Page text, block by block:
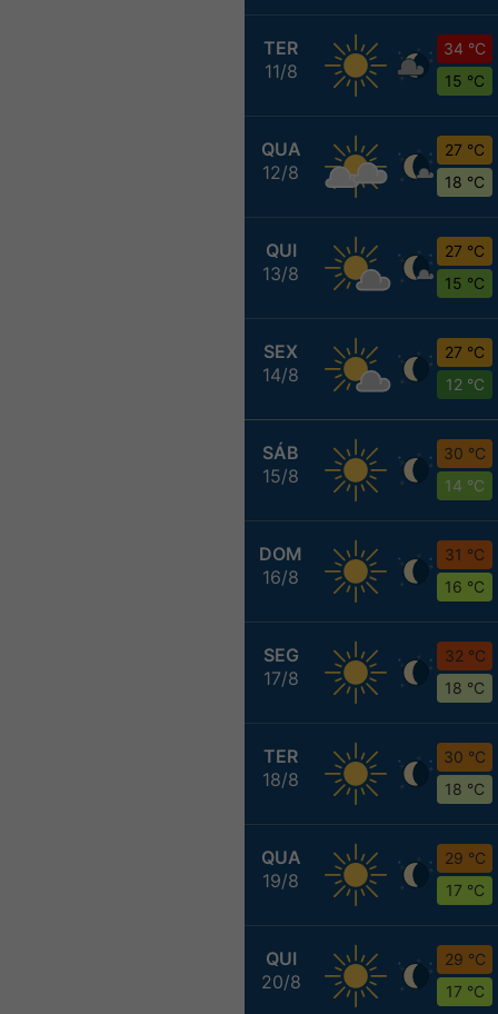
TER
11/8
34 °C
15 °C
QUA
12/8
27 °C
18 °C
QUI
13/8
27 °C
15 °C
SEX
14/8
27 °C
12 °C
SÁB
15/8
30 °C
14 °C
DOM
16/8
31 °C
16 °C
SEG
17/8
32 °C
18 °C
TER
18/8
30 °C
18 °C
QUA
19/8
29 °C
17 °C
QUI
20/8
29 °C
17 °C